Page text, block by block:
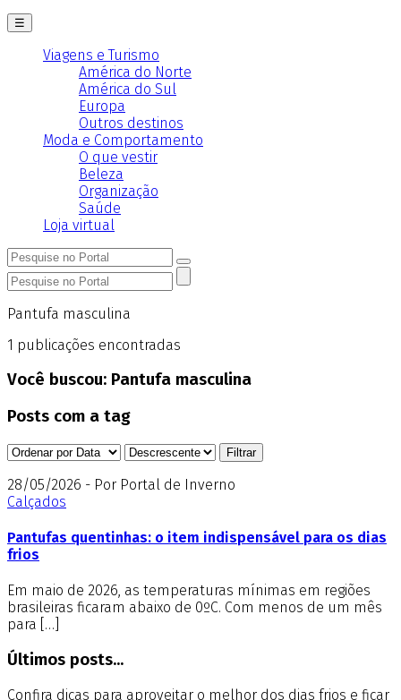
☰
Viagens e Turismo
América do Norte
América do Sul
Europa
Outros destinos
Moda e Comportamento
O que vestir
Beleza
Organização
Saúde
Loja virtual
Pantufa masculina
1 publicações encontradas
Você buscou: Pantufa masculina
Posts com a tag
28/05/2026 - Por Portal de Inverno
Calçados
Pantufas quentinhas: o item indispensável para os dias
frios
Em maio de 2026, as temperaturas mínimas em regiões
brasileiras ficaram abaixo de 0ºC. Com menos de um mês
para […]
Últimos posts...
Confira dicas para aproveitar o melhor dos dias frios e ficar